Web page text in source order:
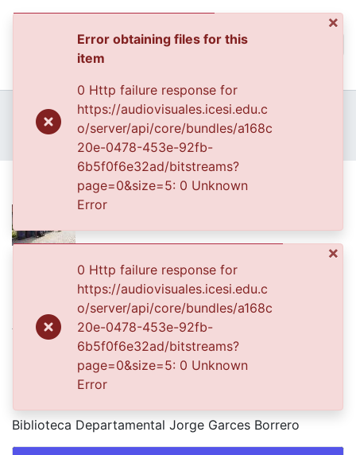
All of DSpace
Statistics
Home
Archivo del Patrimonio Fotográfico y Fílmico del Valle del Cauca
Fondo Cali Ciudad Visible
FCCV - Oficios - Patrimonial
Plano general
Plano general
2005-06-24
Authors
Herrera Soacha, Gerardo Antonio
Biblioteca Departamental Jorge Garces Borrero
×
Error obtaining files for this
item
0 Http failure response for
https://audiovisuales.icesi.edu.c
o/server/api/core/bundles/a168c
20e-0478-453e-92fb-
6b5f0f6e32ad/bitstreams?
page=0&size=5: 0 Unknown
Error
×
0 Http failure response for
https://audiovisuales.icesi.edu.c
o/server/api/core/bundles/a168c
20e-0478-453e-92fb-
6b5f0f6e32ad/bitstreams?
page=0&size=5: 0 Unknown
Error